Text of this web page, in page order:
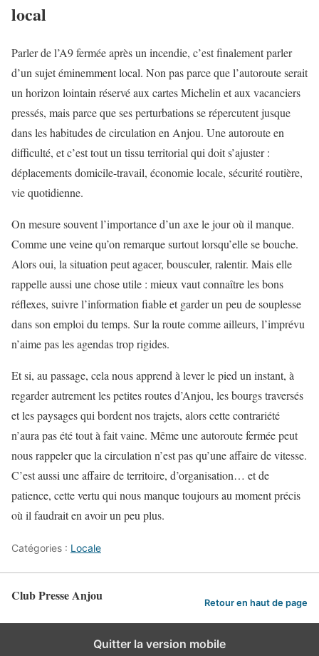
local
Parler de l’A9 fermée après un incendie, c’est finalement parler
d’un sujet éminemment local. Non pas parce que l’autoroute serait
un horizon lointain réservé aux cartes Michelin et aux vacanciers
pressés, mais parce que ses perturbations se répercutent jusque
dans les habitudes de circulation en Anjou. Une autoroute en
difficulté, et c’est tout un tissu territorial qui doit s’ajuster :
déplacements domicile-travail, économie locale, sécurité routière,
vie quotidienne.
On mesure souvent l’importance d’un axe le jour où il manque.
Comme une veine qu’on remarque surtout lorsqu’elle se bouche.
Alors oui, la situation peut agacer, bousculer, ralentir. Mais elle
rappelle aussi une chose utile : mieux vaut connaître les bons
réflexes, suivre l’information fiable et garder un peu de souplesse
dans son emploi du temps. Sur la route comme ailleurs, l’imprévu
n’aime pas les agendas trop rigides.
Et si, au passage, cela nous apprend à lever le pied un instant, à
regarder autrement les petites routes d’Anjou, les bourgs traversés
et les paysages qui bordent nos trajets, alors cette contrariété
n’aura pas été tout à fait vaine. Même une autoroute fermée peut
nous rappeler que la circulation n’est pas qu’une affaire de vitesse.
C’est aussi une affaire de territoire, d’organisation… et de
patience, cette vertu qui nous manque toujours au moment précis
où il faudrait en avoir un peu plus.
Catégories : Locale
Club Presse Anjou Retour en haut de page
Quitter la version mobile